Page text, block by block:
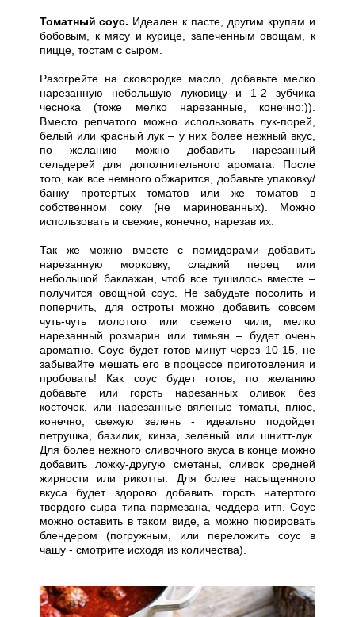
Томатный соус. Идеален к пасте, другим крупам и
бобовым, к мясу и курице, запеченным овощам, к
пицце, тостам с сыром.
Разогрейте на сковородке масло, добавьте мелко
нарезанную небольшую луковицу и 1-2 зубчика
чеснока (тоже мелко нарезанные, конечно:)).
Вместо репчатого можно использовать лук-порей,
белый или красный лук – у них более нежный вкус,
по желанию можно добавить нарезанный
сельдерей для дополнительного аромата. После
того, как все немного обжарится, добавьте упаковку/
банку протертых томатов или же томатов в
собственном соку (не маринованных). Можно
использовать и свежие, конечно, нарезав их.
Так же можно вместе с помидорами добавить
нарезанную морковку, сладкий перец или
небольшой баклажан, чтоб все тушилось вместе –
получится овощной соус. Не забудьте посолить и
поперчить, для остроты можно добавить совсем
чуть-чуть молотого или свежего чили, мелко
нарезанный розмарин или тимьян – будет очень
ароматно. Соус будет готов минут через 10-15, не
забывайте мешать его в процессе приготовления и
пробовать! Как соус будет готов, по желанию
добавьте или горсть нарезанных оливок без
косточек, или нарезанные вяленые томаты, плюс,
конечно, свежую зелень - идеально подойдет
петрушка, базилик, кинза, зеленый или шнитт-лук.
Для более нежного сливочного вкуса в конце можно
добавить ложку-другую сметаны, сливок средней
жирности или рикотты. Для более насыщенного
вкуса будет здорово добавить горсть натертого
твердого сыра типа пармезана, чеддера итп. Соус
можно оставить в таком виде, а можно пюрировать
блендером (погружным, или переложить соус в
чашу - смотрите исходя из количества).